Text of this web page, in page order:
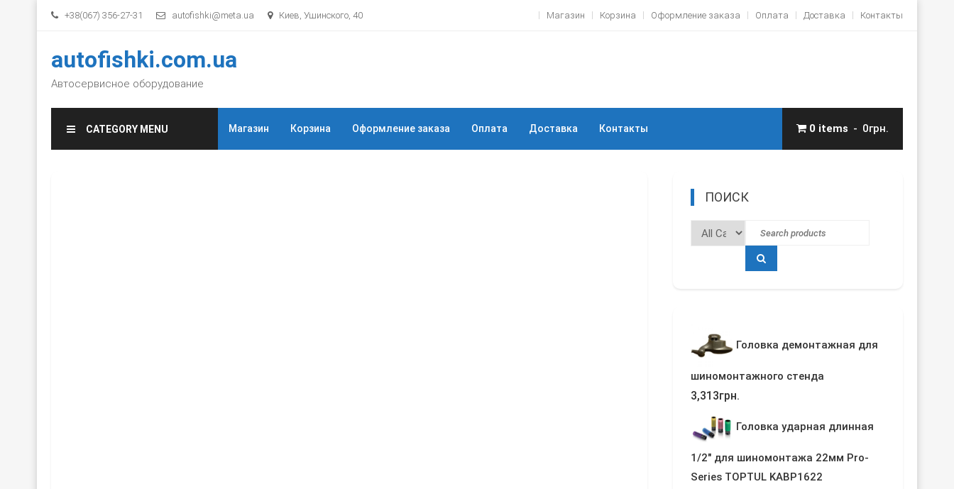
Skip to content
+38(067) 356-27-31 autofishki@meta.ua Киев, Ушинского, 40 Магазин Корзина Оформление заказа Оплата Доставка Контакты
autofishki.com.ua
Автосервисное оборудование
CATEGORY MENU Магазин Корзина Оформление заказа Оплата Доставка Контакты 0 items 0грн.
ПОИСК
Головка демонтажная для
шиномонтажного стенда
3,313грн.
Головка ударная длинная
1/2" для шиномонтажа 22мм Pro-
Series TOPTUL KABP1622